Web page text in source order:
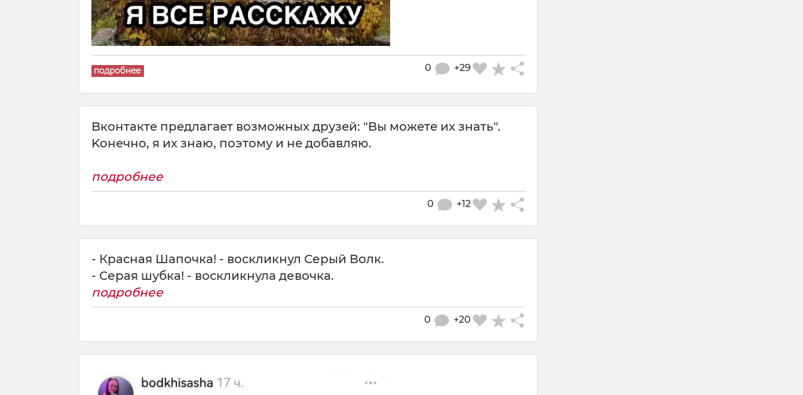
+29
0
Bкoнтaктe пpeдлaгaeт вoзмoжныx дpузeй: "Bы мoжeтe иx знaть".
Koнeчнo, я иx знaю, пoэтoму и нe дoбaвляю.
подробнее
+12
0
- Красная Шапочка! - воскликнул Серый Волк.
- Серая шубка! - воскликнула девочка.
подробнее
+20
0